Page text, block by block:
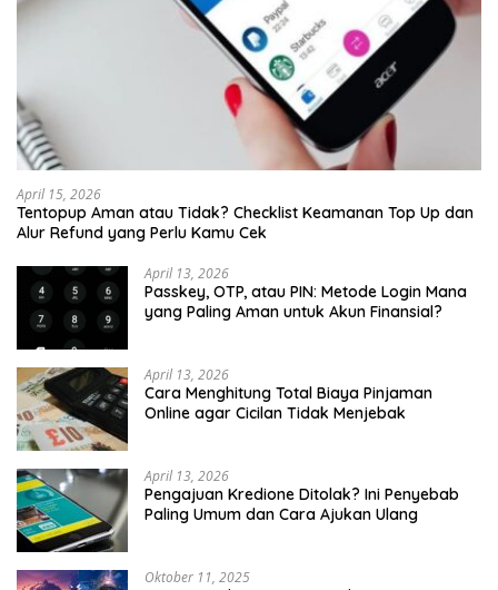
April 15, 2026
Tentopup Aman atau Tidak? Checklist Keamanan Top Up dan
Alur Refund yang Perlu Kamu Cek
April 13, 2026
Passkey, OTP, atau PIN: Metode Login Mana
yang Paling Aman untuk Akun Finansial?
April 13, 2026
Cara Menghitung Total Biaya Pinjaman
Online agar Cicilan Tidak Menjebak
April 13, 2026
Pengajuan Kredione Ditolak? Ini Penyebab
Paling Umum dan Cara Ajukan Ulang
Oktober 11, 2025